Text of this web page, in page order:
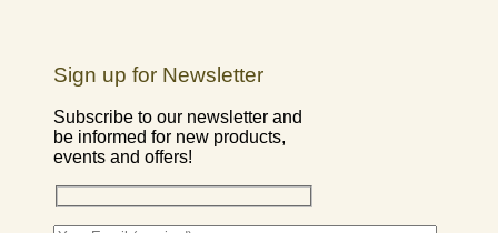
Sign up for Newsletter
Subscribe to our newsletter and
be informed for new products,
events and offers!